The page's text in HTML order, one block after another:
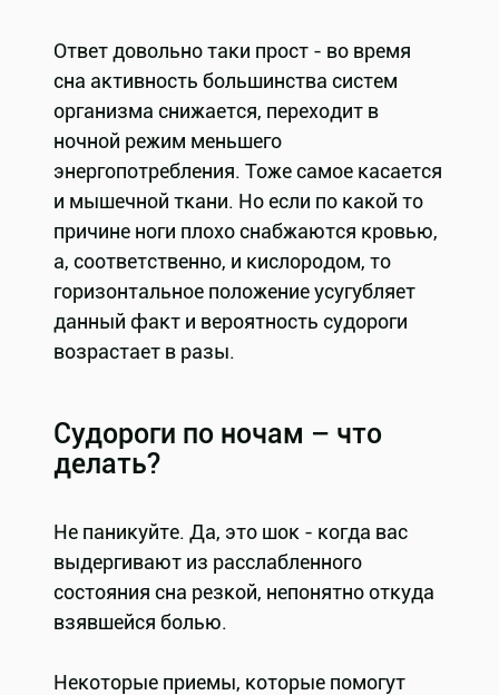
Ответ довольно таки прост - во время
сна активность большинства систем
организма снижается, переходит в
ночной режим меньшего
энергопотребления. Тоже самое касается
и мышечной ткани. Но если по какой то
причине ноги плохо снабжаются кровью,
а, соответственно, и кислородом, то
горизонтальное положение усугубляет
данный факт и вероятность судороги
возрастает в разы.
Судороги по ночам – что
делать?
Не паникуйте. Да, это шок - когда вас
выдергивают из расслабленного
состояния сна резкой, непонятно откуда
взявшейся болью.
Некоторые приемы, которые помогут